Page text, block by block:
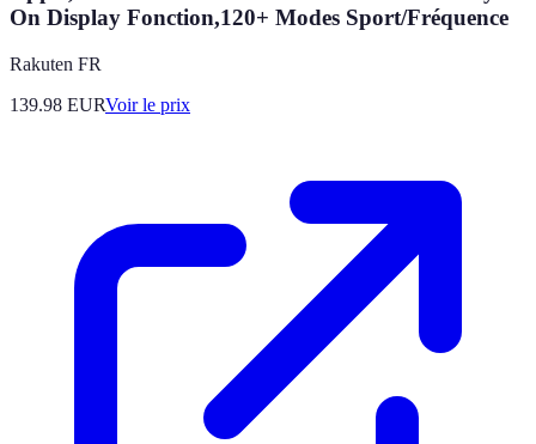
On Display Fonction,120+ Modes Sport/Fréquence
Rakuten FR
139.98 EURVoir le prix